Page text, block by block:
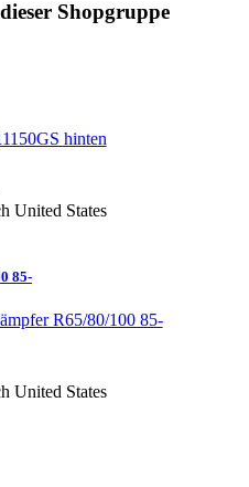
Shopgruppe
United States
85-
United States